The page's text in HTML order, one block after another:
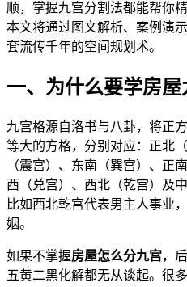
顺，掌握九宫分割法都能帮你
本文将通过图文解析、案例演
套流传千年的空间规划术。
一、为什么要学房屋
九宫格源自洛书与八卦，将正
等大的方格，分别对应：正北
（震宫）、东南（巽宫）、正
西（兑宫）、西北（乾宫）及
比如西北乾宫代表男主人事业
姻。
如果不掌握房屋怎么分九宫，
五黄二黑化解都无从谈起。很